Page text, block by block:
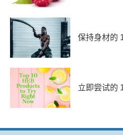
保持身材的
立即尝试的